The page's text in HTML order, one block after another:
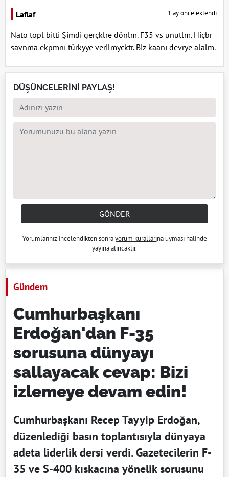
Laflaf 1 ay önce eklendi.
Nato topl bitti Şimdi gerçklre dönlm. F35 vs unutlm. Hiçbr
savnma ekpmnı türkyye verilmycktr. Biz kaanı devrye alalm.
DÜŞÜNCELERİNİ PAYLAŞ!
GÖNDER
Yorumlarınız incelendikten sonrayorum kurallarına uyması halinde
yayına alıncaktır.
Gündem
Cumhurbaşkanı
Erdoğan'dan F-35
sorusuna dünyayı
sallayacak cevap: Bizi
izlemeye devam edin!
Cumhurbaşkanı Recep Tayyip Erdoğan,
düzenlediği basın toplantısıyla dünyaya
adeta liderlik dersi verdi. Gazetecilerin F-
35 ve S-400 kıskacına yönelik sorusunu